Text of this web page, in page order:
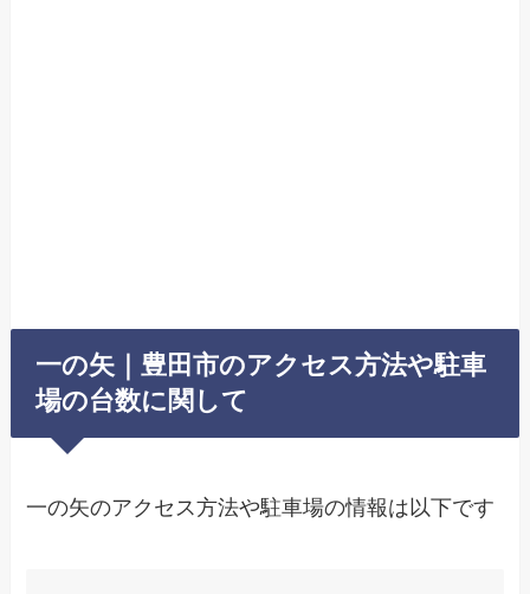
一の矢｜豊田市のアクセス方法や駐車
場の台数に関して
一の矢のアクセス方法や駐車場の情報は以下です